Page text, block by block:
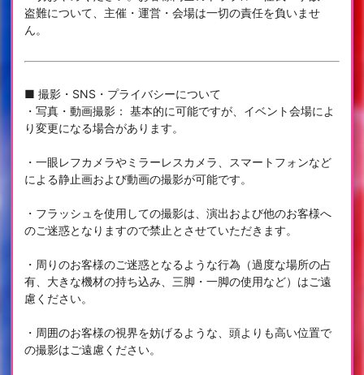
盗難について、主催・運営・会場は一切の責任を負いませ
ん。
■ 撮影・SNS・プライバシーについて
・写真・動画撮影： 基本的に可能ですが、イベント会場によ
り変更になる場合があります。
・一眼レフカメラやミラーレスカメラ、スマートフォンなど
による静止画および動画の撮影が可能です。
・フラッシュを使用しての撮影は、演出および他のお客様へ
のご迷惑となりますので禁止とさせていただきます。
・周りのお客様のご迷惑となるような行為（過度な場所の占
有、大きな機材の持ち込み、三脚・一脚の使用など）はご遠
慮ください。
・周囲のお客様の視界を妨げるような、頭よりも高い位置で
の撮影はご遠慮ください。